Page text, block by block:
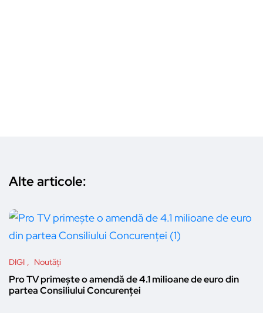
Alte articole:
DIGI Noutăți
Pro TV primește o amendă de 4.1 milioane de euro din
partea Consiliului Concurenței